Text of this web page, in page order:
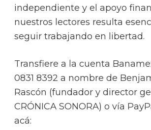
independiente y el apoyo
nuestros lectores resulta
seguir trabajando en libertad.
Transfiere a la cuenta
0831 8392 a nombre de
Rascón (fundador y director
CRÓNICA SONORA) o vía
acá: